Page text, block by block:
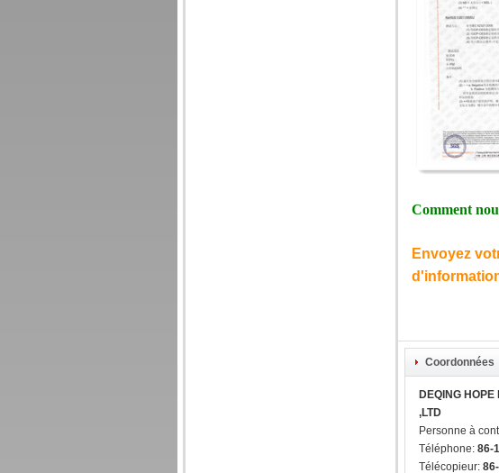
Comment
Envoyez
Coordonnées
DEQING
,LTD
Personne à
Téléphone: 86-
Télécopieur: